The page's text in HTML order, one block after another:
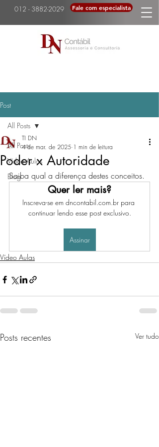
012 - 3882-2029 Fale com especialista
Post
All Posts
Vídeo Aulas
Blog
All Posts
Poder x Autoridade
TI DN
4 de mar. de 2025 1 min de leitura
Saiba qual a diferença destes conceitos.
Quer ler mais?
Inscreva-se em dncontabil.com.br para
continuar lendo esse post exclusivo.
Assinar
Vídeo Aulas
Posts recentes Ver tudo